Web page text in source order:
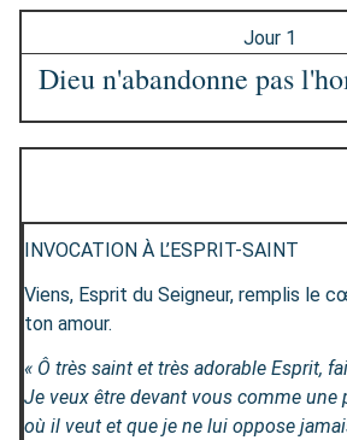
Jour 1
Dieu n'abandonne pas
INVOCATION À L’ESPRIT-SAINT
Viens, Esprit du Seigneur, remplis le
ton amour.
« Ô très saint et très adorable Esprit,
Je veux être devant vous comme une
où il veut et que je ne lui oppose